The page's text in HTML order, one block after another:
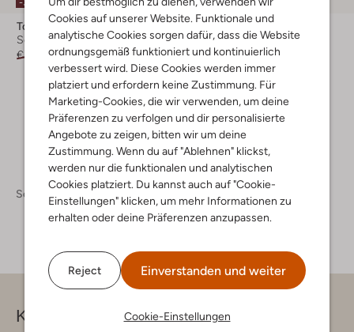
Cookies auf unserer Website. Funktionale und
analytische Cookies sorgen dafür, dass die Website
ordnungsgemäß funktioniert und kontinuierlich
verbessert wird. Diese Cookies werden immer
platziert und erfordern keine Zustimmung. Für
Marketing-Cookies, die wir verwenden, um deine
Präferenzen zu verfolgen und dir personalisierte
Angebote zu zeigen, bitten wir um deine
Zustimmung. Wenn du auf "Ablehnen" klickst,
werden nur die funktionalen und analytischen
Cookies platziert. Du kannst auch auf "Cookie-
Einstellungen" klicken, um mehr Informationen zu
erhalten oder deine Präferenzen anzupassen.
Reject Einverstanden und weiter
Cookie-Einstellungen
Tommy Hilfiger
Schnürboots
€ 189,99 € 132,99
Tommy Hilfiger
Snowboots
€ 159,95 € 79,99
+ mehr farben
Schuhe Boots
Kontakt